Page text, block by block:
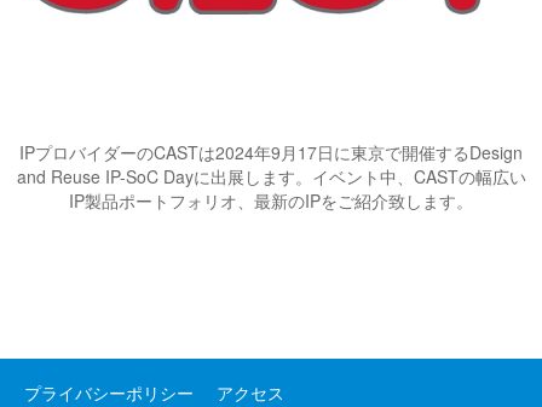
IPプロバイダーのCASTは2024年9月17日に東京で開催するDesign
and Reuse IP-SoC Dayに出展します。イベント中、CASTの幅広い
IP製品ポートフォリオ、最新のIPをご紹介致します。
プライバシーポリシー アクセス